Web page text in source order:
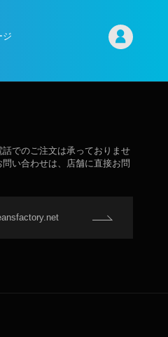
ジ
でのご注文は承っておりませ
い合わせは、店舗に直接お問